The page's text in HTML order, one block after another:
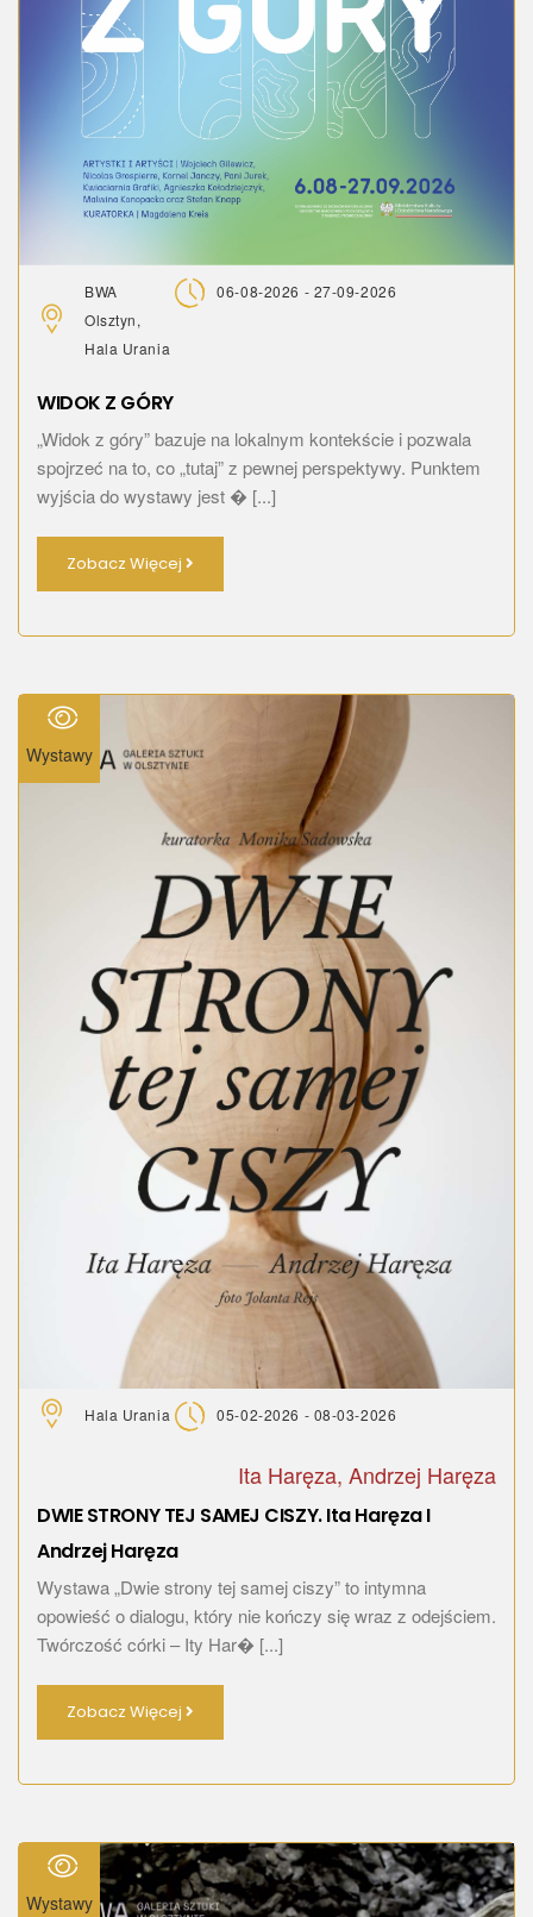
BWA
Olsztyn,
Hala Urania
06-08-2026 - 27-09-2026
WIDOK Z GÓRY
„Widok z góry” bazuje na lokalnym kontekście i pozwala
spojrzeć na to, co „tutaj” z pewnej perspektywy. Punktem
wyjścia do wystawy jest � [...]
Zobacz Więcej
Wystawy
Hala Urania 05-02-2026 - 08-03-2026
Ita Haręza, Andrzej Haręza
DWIE STRONY TEJ SAMEJ CISZY. Ita Haręza I
Andrzej Haręza
Wystawa „Dwie strony tej samej ciszy” to intymna
opowieść o dialogu, który nie kończy się wraz z odejściem.
Twórczość córki – Ity Har� [...]
Zobacz Więcej
Wystawy